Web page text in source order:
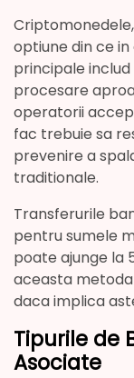
optiune din ce
principale
procesare
operatorii
fac trebuie sa
prevenire a
traditionale.
Transferurile
pentru sumele
poate ajunge la
aceasta
daca implica
Tipurile de
Asociate